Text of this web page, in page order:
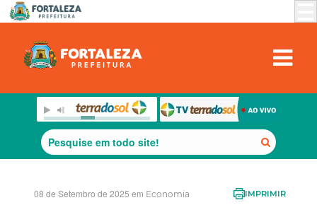
08 de Setembro de 2025 em Economia IMPRIMIR